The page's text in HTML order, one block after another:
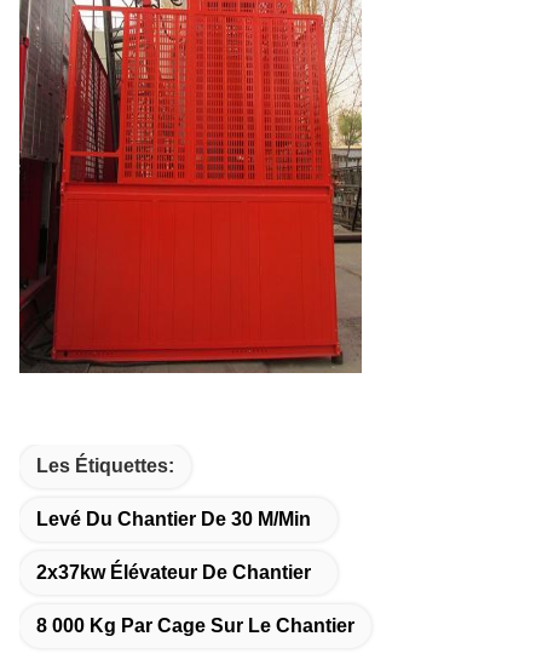
Les Étiquettes:
Levé Du Chantier De 30 M/min
2x37kw Élévateur De Chantier
8 000 Kg Par Cage Sur Le Chantier